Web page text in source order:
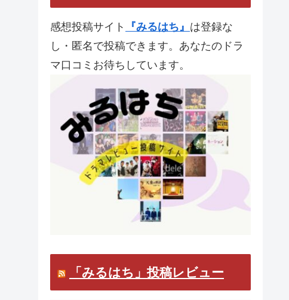
終回 と統括感想
回と統括感想
あなたのドラマレビューを投稿
しませんか？
『みるはち』は登録な
し・匿名で投稿できます。あなたのドラ